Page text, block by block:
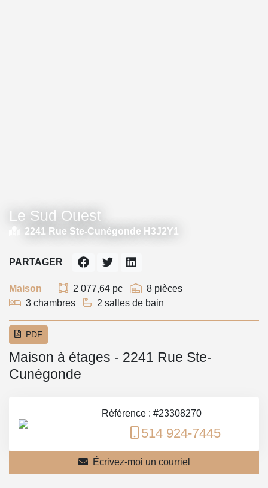
Le Sud Ouest
2241 Rue Ste-Cunégonde H3J2Y1
Maison 2 077,64 pc
8 pièces
3 chambres
2 salles de bain
PARTAGER
PDF
Maison à étages - 2241 Rue Ste-
Cunégonde
Référence : #23308270
514 924-7445
Écrivez-moi un courriel